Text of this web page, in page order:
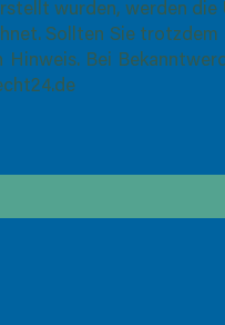
wurden, werden die
Sollten Sie
Hinweis. Bei